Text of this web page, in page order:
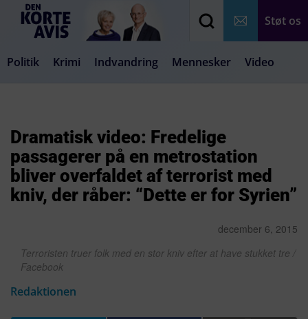
Støt os
Politik Krimi Indvandring Mennesker Video
Dramatisk video: Fredelige
passagerer på en metrostation
bliver overfaldet af terrorist med
kniv, der råber: “Dette er for Syrien”
december 6, 2015
Terroristen truer folk med en stor kniv efter at have stukket tre /
Facebook
Redaktionen